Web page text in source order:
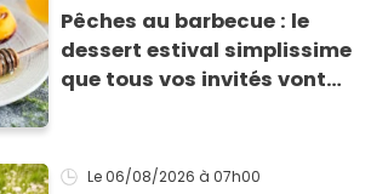
Pêches au barbecue : le
dessert estival simplissime
que tous vos invités vont
Le 06/08/2026 à 07h00